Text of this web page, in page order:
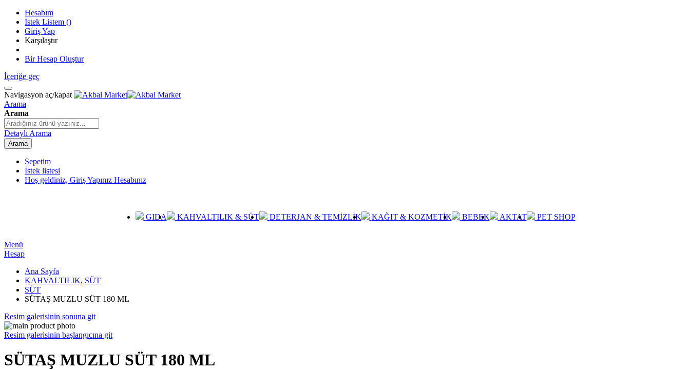
Hesabım
İstek Listem ()
Giriş Yap
Karşılaştır
Bir Hesap Oluştur
İçeriğe geç
Navigasyon aç/kapat
Arama
Arama
Detaylı Arama
Arama
Sepetim
İstek listesi
Hoş geldiniz, Giriş Yapınız Hesabınız
GIDA KAHVALTILIK & SÜT DETERJAN & TEMİZLİK KAĞIT & KOZMETİK BEBEK AKTAT PET SHOP
Menü
Hesap
Ana Sayfa
KAHVALTILIK, SÜT
SÜT
SÜTAŞ MUZLU SÜT 180 ML
Resim galerisinin sonuna git
Resim galerisinin başlangıcına git
SÜTAŞ MUZLU SÜT 180 ML